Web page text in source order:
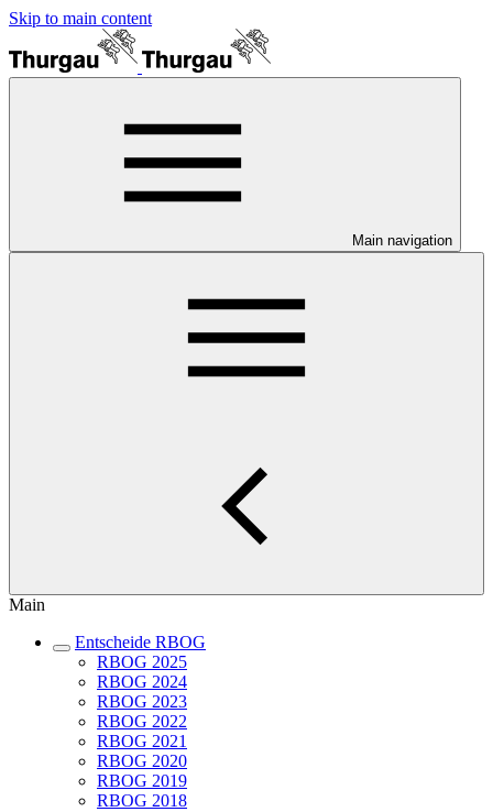
Skip to main content
Main navigation
Main
Entscheide RBOG
RBOG 2025
RBOG 2024
RBOG 2023
RBOG 2022
RBOG 2021
RBOG 2020
RBOG 2019
RBOG 2018